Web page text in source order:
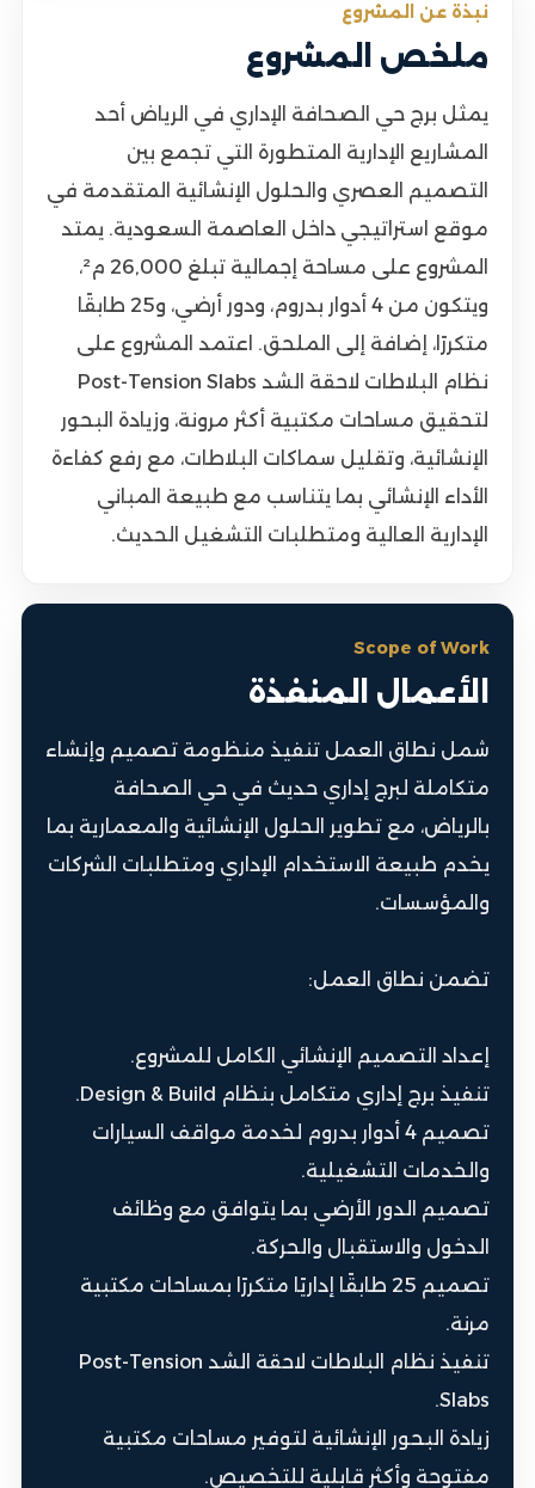
نبذة عن المشروع
ملخص المشروع
يمثل برج حي الصحافة الإداري في الرياض أحد
المشاريع الإدارية المتطورة التي تجمع بين
التصميم العصري والحلول الإنشائية المتقدمة في
موقع استراتيجي داخل العاصمة السعودية. يمتد
المشروع على مساحة إجمالية تبلغ 26,000 م²،
ويتكون من 4 أدوار بدروم، ودور أرضي، و25 طابقًا
متكررًا، إضافة إلى الملحق. اعتمد المشروع على
نظام البلاطات لاحقة الشد Post-Tension Slabs
لتحقيق مساحات مكتبية أكثر مرونة، وزيادة البحور
الإنشائية، وتقليل سماكات البلاطات، مع رفع كفاءة
الأداء الإنشائي بما يتناسب مع طبيعة المباني
الإدارية العالية ومتطلبات التشغيل الحديث.
Scope of Work
الأعمال المنفذة
شمل نطاق العمل تنفيذ منظومة تصميم وإنشاء
متكاملة لبرج إداري حديث في حي الصحافة
بالرياض، مع تطوير الحلول الإنشائية والمعمارية بما
يخدم طبيعة الاستخدام الإداري ومتطلبات الشركات
والمؤسسات.
تضمن نطاق العمل:
إعداد التصميم الإنشائي الكامل للمشروع.
تنفيذ برج إداري متكامل بنظام Design & Build.
تصميم 4 أدوار بدروم لخدمة مواقف السيارات
والخدمات التشغيلية.
تصميم الدور الأرضي بما يتوافق مع وظائف
الدخول والاستقبال والحركة.
تصميم 25 طابقًا إداريًا متكررًا بمساحات مكتبية
مرنة.
تنفيذ نظام البلاطات لاحقة الشد Post-Tension
Slabs.
زيادة البحور الإنشائية لتوفير مساحات مكتبية
مفتوحة وأكثر قابلية للتخصيص.